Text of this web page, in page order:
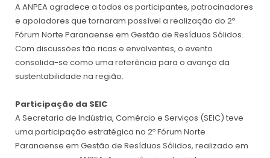
A ANPEA agradece a todos os participantes, patrocinadores
e apoiadores que tornaram possível a realização do 2º
Fórum Norte Paranaense em Gestão de Resíduos Sólidos.
Com discussões tão ricas e envolventes, o evento
consolida-se como uma referência para o avanço da
sustentabilidade na região.
Participação da SEIC
A Secretaria de Indústria, Comércio e Serviços (SEIC) teve
uma participação estratégica no 2º Fórum Norte
Paranaense em Gestão de Resíduos Sólidos, realizado em